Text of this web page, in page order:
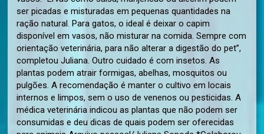
ser picadas e misturadas em pequenas quantidades na
ração natural. Para gatos, o ideal é deixar o capim
disponível em vasos, não misturar na comida. Sempre com
orientação veterinária, para não alterar a digestão do pet”,
completou Juliana. Outro cuidado é com insetos. As
plantas podem atrair formigas, abelhas, mosquitos ou
pulgões. A recomendação é manter o cultivo em locais
internos e limpos, sem o uso de venenos ou pesticidas. A
médica veterinária indicou as plantas que não podem ser
consumidas e deu dicas de quais podem ser oferecidas